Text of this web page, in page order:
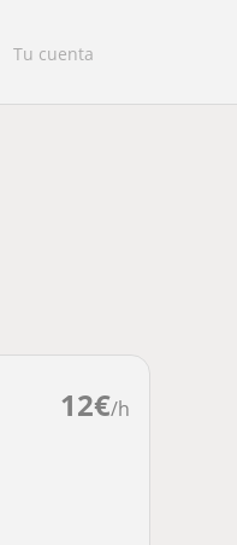
Tu cuenta
12€/h